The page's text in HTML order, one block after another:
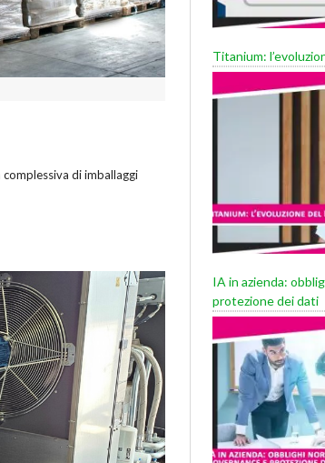
di imballaggi
Titanium:
IA in azienda:
protezione dei dati